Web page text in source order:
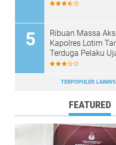
Ribuan Massa
Kapolres Lotim
Terduga Pelaku
Kebencian
TERPOPULER
FEATURED